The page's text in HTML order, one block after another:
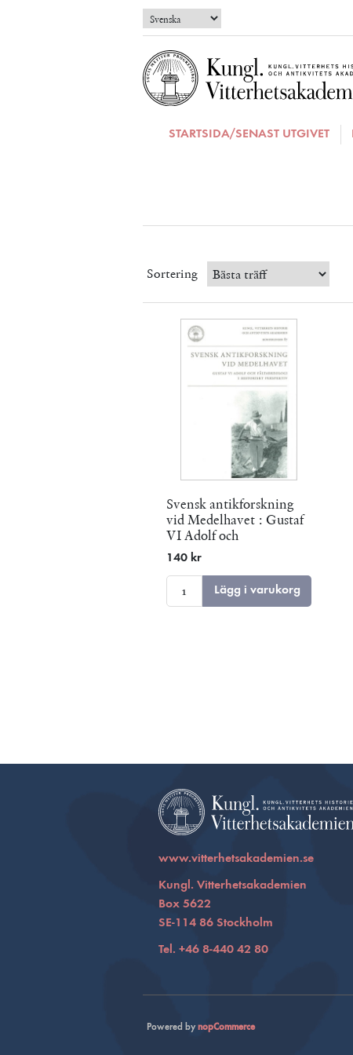
STARTSIDA/SENAST UTGIVET
Sortering
Svensk antikforskning
vid Medelhavet : Gustaf
VI Adolf och
fältarkeologi i historiskt
perspektiv
140 kr
Lägg i varukorg
www.vitterhetsakademien.se
Kungl. Vitterhetsakademien
Box 5622
SE-114 86 Stockholm
Tel. +46 8-440 42 80
Powered bynopCommerce